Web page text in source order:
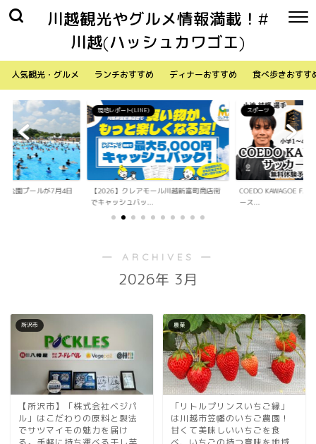
川越観光やグルメ情報満載！#
川越(ハッシュカワゴエ)
人気観光・グルメ ランチおすすめ ディナーおすすめ 食べ歩きおすす
公園プールが7月4日
現地レポート(LINE)
【2026】クレアモール川越新富町商店街
でキャッシュバッ...
スポーツ
COEDO KAWAGOE F.C
ース...
― ARCHIVES ―
2026年 3月
所沢市
【所沢市】「株式会社ベジパ
ル」はこだわりの原料と製法
でサツマイモの魅力を届け
農業
「リトルプリンスいちご縁」
は川越市笠幡のいちご農園！
甘くて美味しいいちごを食